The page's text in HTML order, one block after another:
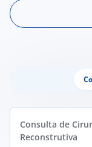
Consulta de
Reconstrutiva